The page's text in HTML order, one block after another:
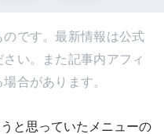
です。最新情報は公式
い。また記事内アフィ
合があります。
と思っていたメニューの